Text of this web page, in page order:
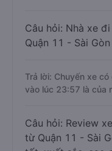
Câu hỏi: Nhà xe
Quận 11 - Sài
Trả lời: Chuyến xe
vào lúc 23:57 là của
Câu hỏi: Review
từ Quận 11 - Sài